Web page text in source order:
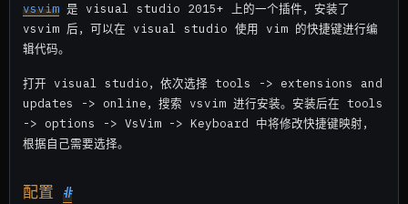
vsvim 是 visual studio 2015+ 上的一个插件，安装了
vsvim 后，可以在 visual studio 使用 vim 的快捷键进行编
辑代码。
打开 visual studio，依次选择 tools -> extensions and
updates -> online，搜索 vsvim 进行安装。安装后在 tools
-> options -> VsVim -> Keyboard 中将修改快捷键映射，
根据自己需要选择。
配置 #